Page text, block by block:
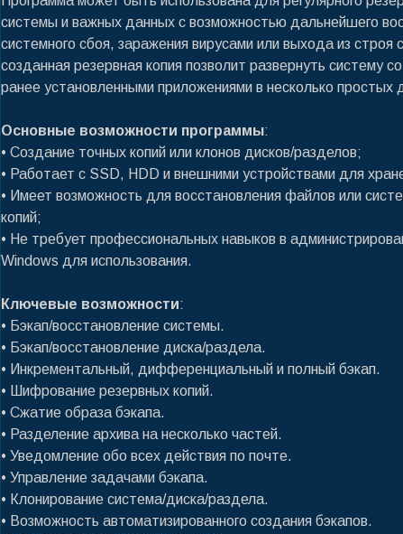
системы и важных данных с возможностью дальнейшего
системного сбоя, заражения вирусами или выхода из строя
созданная резервная копия позволит развернуть систему
ранее установленными приложениями в несколько простых
Основные возможности программы:
• Создание точных копий или клонов дисков/разделов;
• Работает с SSD, HDD и внешними устройствами для
• Имеет возможность для восстановления файлов или
копий;
• Не требует профессиональных навыков в
Windows для использования.
Ключевые возможности:
• Бэкап/восстановление системы.
• Бэкап/восстановление диска/раздела.
• Инкрементальный, дифференциальный и полный бэкап.
• Шифрование резервных копий.
• Сжатие образа бэкапа.
• Разделение архива на несколько частей.
• Уведомление обо всех действия по почте.
• Управление задачами бэкапа.
• Клонирование система/диска/раздела.
• Возможность автоматизированного создания бэкапов.